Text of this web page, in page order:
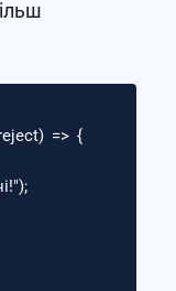
) => {
");